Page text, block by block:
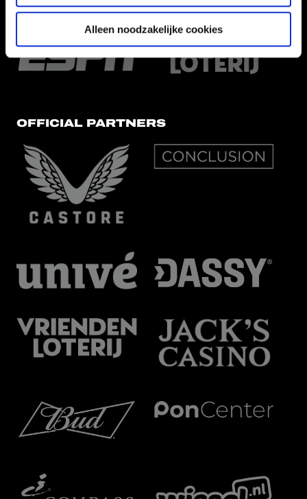
Alleen noodzakelijke cookies
EREDIVISIEPARTNERS
OFFICIAL PARTNERS